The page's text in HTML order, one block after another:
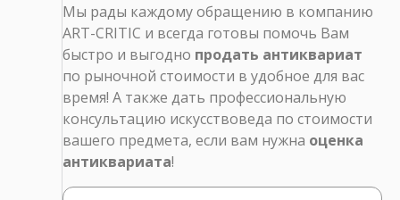
Мы рады каждому обращению в компанию
ART-CRITIC и всегда готовы помочь Вам
быстро и выгодно продать антиквариат
по рыночной стоимости в удобное для вас
время! А также дать профессиональную
консультацию искусствоведа по стоимости
вашего предмета, если вам нужна оценка
антиквариата!